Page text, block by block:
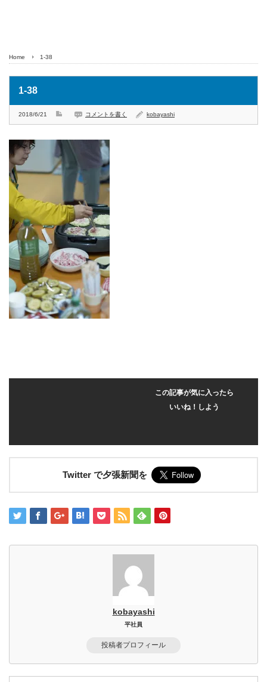
Home 1-38
1-38
2018/6/21 コメントを書く kobayashi
この記事が気に入ったら
いいね！しよう
Twitter で夕張新聞を
kobayashi
平社員
投稿者プロフィール